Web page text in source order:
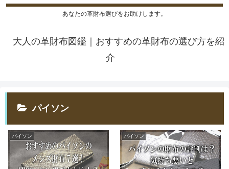
あなたの革財布選びをお助けします。
大人の革財布図鑑｜おすすめの革財布の選び方を紹
介
パイソン
パイソン パイソン